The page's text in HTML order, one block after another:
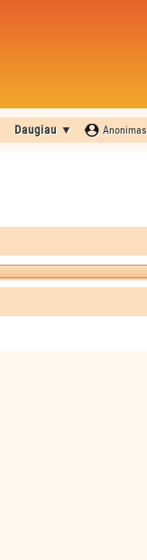
Daugiau ▼ Anonimas